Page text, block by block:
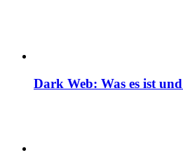
Dark Web: Was es ist